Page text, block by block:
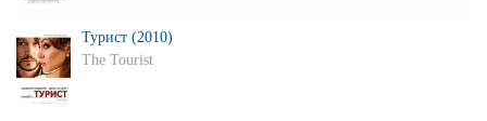
Турист (2010)
The Tourist